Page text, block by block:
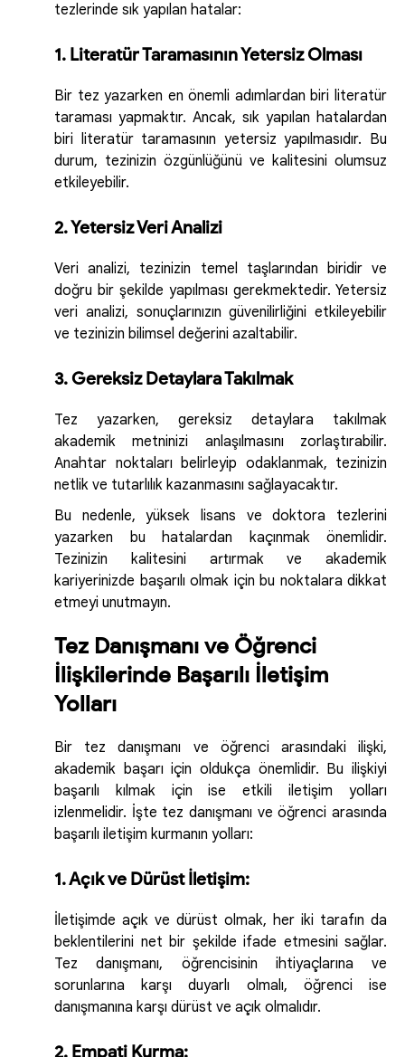
tezlerinde sık yapılan hatalar:
1. Literatür Taramasının Yetersiz Olması
Bir tez yazarken en önemli adımlardan biri literatür
taraması yapmaktır. Ancak, sık yapılan hatalardan
biri literatür taramasının yetersiz yapılmasıdır. Bu
durum, tezinizin özgünlüğünü ve kalitesini olumsuz
etkileyebilir.
2. Yetersiz Veri Analizi
Veri analizi, tezinizin temel taşlarından biridir ve
doğru bir şekilde yapılması gerekmektedir. Yetersiz
veri analizi, sonuçlarınızın güvenilirliğini etkileyebilir
ve tezinizin bilimsel değerini azaltabilir.
3. Gereksiz Detaylara Takılmak
Tez yazarken, gereksiz detaylara takılmak
akademik metninizi anlaşılmasını zorlaştırabilir.
Anahtar noktaları belirleyip odaklanmak, tezinizin
netlik ve tutarlılık kazanmasını sağlayacaktır.
Bu nedenle, yüksek lisans ve doktora tezlerini
yazarken bu hatalardan kaçınmak önemlidir.
Tezinizin kalitesini artırmak ve akademik
kariyerinizde başarılı olmak için bu noktalara dikkat
etmeyi unutmayın.
Tez Danışmanı ve Öğrenci
İlişkilerinde Başarılı İletişim
Yolları
Bir tez danışmanı ve öğrenci arasındaki ilişki,
akademik başarı için oldukça önemlidir. Bu ilişkiyi
başarılı kılmak için ise etkili iletişim yolları
izlenmelidir. İşte tez danışmanı ve öğrenci arasında
başarılı iletişim kurmanın yolları:
1. Açık ve Dürüst İletişim:
İletişimde açık ve dürüst olmak, her iki tarafın da
beklentilerini net bir şekilde ifade etmesini sağlar.
Tez danışmanı, öğrencisinin ihtiyaçlarına ve
sorunlarına karşı duyarlı olmalı, öğrenci ise
danışmanına karşı dürüst ve açık olmalıdır.
2. Empati Kurma: